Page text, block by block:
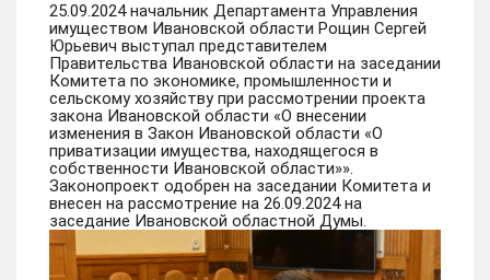
25.09.2024 начальник Департамента Управления
имуществом Ивановской области Рощин Сергей
Юрьевич выступал представителем
Правительства Ивановской области на заседании
Комитета по экономике, промышленности и
сельскому хозяйству при рассмотрении проекта
закона Ивановской области «О внесении
изменения в Закон Ивановской области «О
приватизации имущества, находящегося в
собственности Ивановской области»».
Законопроект одобрен на заседании Комитета и
внесен на рассмотрение на 26.09.2024 на
заседание Ивановской областной Думы.